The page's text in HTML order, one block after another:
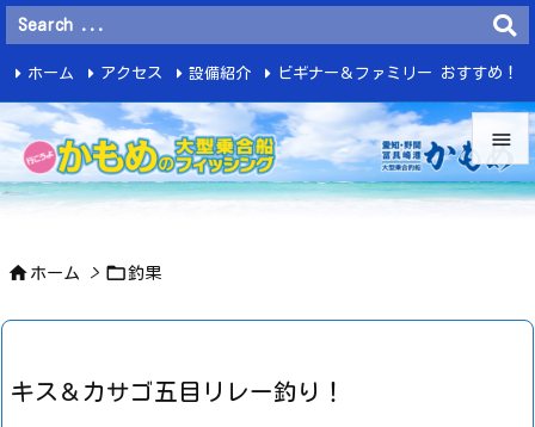


ホーム アクセス 設備紹介 ビギナー＆ファミリー おすすめ！
釣 果
 ホーム > 釣果
キス＆カサゴ五目リレー釣り！